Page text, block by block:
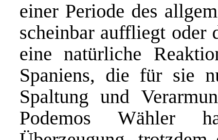
einer Periode des
scheinbar auffliegt oder
eine natürliche
Spaniens, die für sie
Spaltung und
Podemos Wähler